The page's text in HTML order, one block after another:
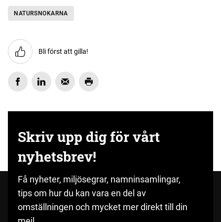
NATURSNOKARNA
Bli först att gilla!
Skriv upp dig för vårt
nyhetsbrev!
Få nyheter, miljösegrar, namninsamlingar,
tips om hur du kan vara en del av
omställningen och mycket mer direkt till din